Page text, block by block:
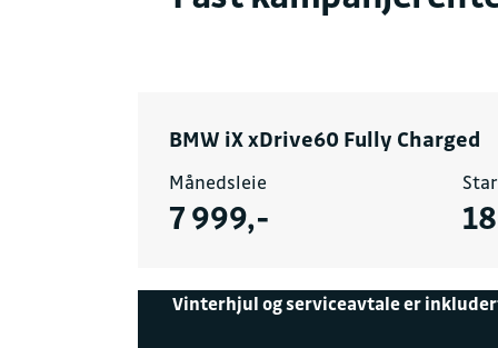
BMW iX xDrive60 Fully Charged
Månedsleie
7 999,-
Vinterhjul og serviceavtale er